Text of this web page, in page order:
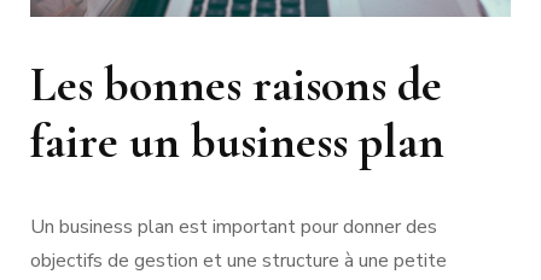
Les bonnes raisons de
faire un business plan
Un business plan est important pour donner des
objectifs de gestion et une structure à une petite